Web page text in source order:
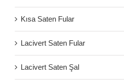
Kısa Saten Fular
Lacivert Saten Fular
Lacivert Saten Şal